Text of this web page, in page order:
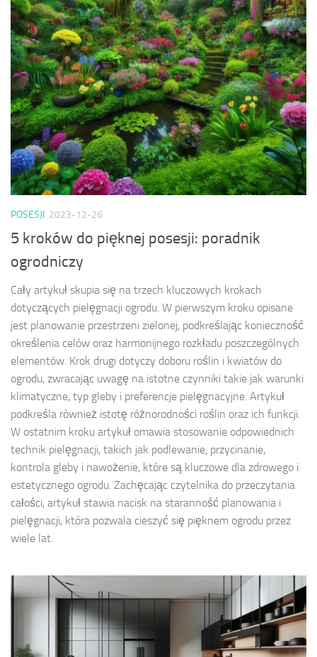
POSESJI 2023-12-26
5 kroków do pięknej posesji: poradnik
ogrodniczy
Cały artykuł skupia się na trzech kluczowych krokach
dotyczących pielęgnacji ogrodu. W pierwszym kroku opisane
jest planowanie przestrzeni zielonej, podkreślając konieczność
określenia celów oraz harmonijnego rozkładu poszczególnych
elementów. Krok drugi dotyczy doboru roślin i kwiatów do
ogrodu, zwracając uwagę na istotne czynniki takie jak warunki
klimatyczne, typ gleby i preferencje pielęgnacyjne. Artykuł
podkreśla również istotę różnorodności roślin oraz ich funkcji.
W ostatnim kroku artykuł omawia stosowanie odpowiednich
technik pielęgnacji, takich jak podlewanie, przycinanie,
kontrola gleby i nawożenie, które są kluczowe dla zdrowego i
estetycznego ogrodu. Zachęcając czytelnika do przeczytania
całości, artykuł stawia nacisk na staranność planowania i
pielęgnacji, która pozwala cieszyć się pięknem ogrodu przez
wiele lat.